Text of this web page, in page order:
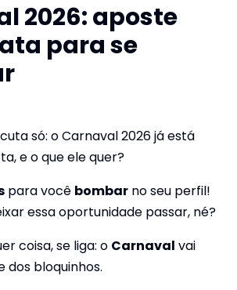
2026: aposte
para se
só: o Carnaval 2026 já está
e o que ele quer?
para você bombar no seu perfil!
essa oportunidade passar, né?
coisa, se liga: o Carnaval vai
dos bloquinhos.